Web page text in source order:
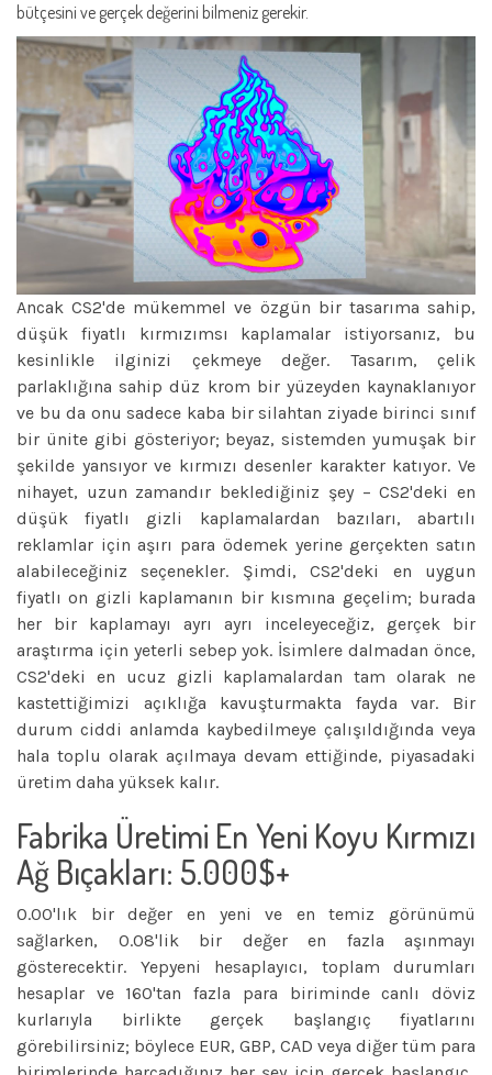
bütçesini ve gerçek değerini bilmeniz gerekir.
Ancak CS2'de mükemmel ve özgün bir tasarıma sahip,
düşük fiyatlı kırmızımsı kaplamalar istiyorsanız, bu
kesinlikle ilginizi çekmeye değer. Tasarım, çelik
parlaklığına sahip düz krom bir yüzeyden kaynaklanıyor
ve bu da onu sadece kaba bir silahtan ziyade birinci sınıf
bir ünite gibi gösteriyor; beyaz, sistemden yumuşak bir
şekilde yansıyor ve kırmızı desenler karakter katıyor. Ve
nihayet, uzun zamandır beklediğiniz şey – CS2'deki en
düşük fiyatlı gizli kaplamalardan bazıları, abartılı
reklamlar için aşırı para ödemek yerine gerçekten satın
alabileceğiniz seçenekler. Şimdi, CS2'deki en uygun
fiyatlı on gizli kaplamanın bir kısmına geçelim; burada
her bir kaplamayı ayrı ayrı inceleyeceğiz, gerçek bir
araştırma için yeterli sebep yok. İsimlere dalmadan önce,
CS2'deki en ucuz gizli kaplamalardan tam olarak ne
kastettiğimizi açıklığa kavuşturmakta fayda var. Bir
durum ciddi anlamda kaybedilmeye çalışıldığında veya
hala toplu olarak açılmaya devam ettiğinde, piyasadaki
üretim daha yüksek kalır.
Fabrika Üretimi En Yeni Koyu Kırmızı
Ağ Bıçakları: 5.000$+
0.00'lık bir değer en yeni ve en temiz görünümü
sağlarken, 0.08'lik bir değer en fazla aşınmayı
gösterecektir. Yepyeni hesaplayıcı, toplam durumları
hesaplar ve 160'tan fazla para biriminde canlı döviz
kurlarıyla birlikte gerçek başlangıç ​​fiyatlarını
görebilirsiniz; böylece EUR, GBP, CAD veya diğer tüm para